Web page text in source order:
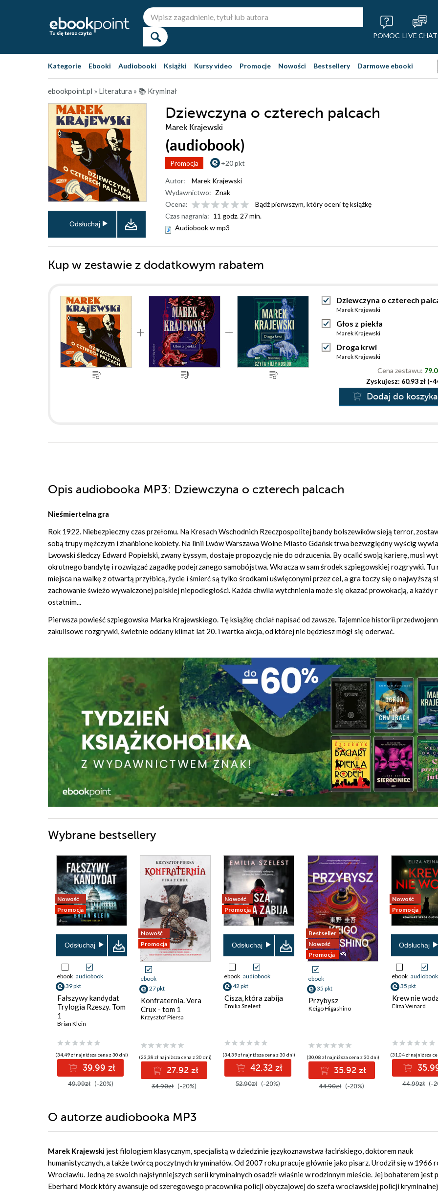
POMOC LIVE CHAT
Kategorie Ebooki Audiobooki Książki Kursy video Promocje Nowości Bestsellery Darmowe ebooki
ebookpoint.pl » Literatura » 📚 Kryminał
Dziewczyna o czterech palcach
Marek Krajewski
(audiobook)
Promocja +20 pkt
Odsłuchaj
Autor:
Marek Krajewski
Wydawnictwo: Znak
Ocena:
Bądź pierwszym, który oceni tę książkę
Czas nagrania: 11 godz. 27 min.
Audiobook w mp3
Kup w zestawie z dodatkowym rabatem
Dziewczyna o czterech
Marek Krajewski
Głos z piekła
Marek Krajewski
Droga krwi
Marek Krajewski
Cena zestawu:
Zyskujesz: 60.93 zł (-
Dodaj do koszyka
Opis audiobooka MP3: Dziewczyna o czterech palcach
Nieśmiertelna gra
Rok 1922. Niebezpieczny czas przełomu. Na Kresach Wschodnich Rzeczpospolitej bandy bolszewików sieją terror,
sobą trupy mężczyzn i zhańbione kobiety. Na linii Lwów Warszawa Wolne Miasto Gdańsk trwa bezwzględny wyścig
Lwowski śledczy Edward Popielski, zwany Łyssym, dostaje propozycję nie do odrzucenia. By ocalić swoją karierę, musi
okrutnego bandytę i rozwiązać zagadkę podejrzanego samobójstwa. Wkracza w sam środek szpiegowskiej rozgrywki. Tu
miejsca na walkę z otwartą przyłbicą, życie i śmierć są tylko środkami uświęconymi przez cel, a gra toczy się o najwyższą
zachowanie świeżo wywalczonej polskiej niepodległości. Każda chwila wytchnienia może się okazać prowokacją, a każdy
ostatnim...
Pierwsza powieść szpiegowska Marka Krajewskiego. Tę książkę chciał napisać od zawsze. Tajemnice historii
zakulisowe rozgrywki, świetnie oddany klimat lat 20. i wartka akcja, od której nie będziesz mógł się oderwać.
Wybrane bestsellery
Nowość
Promocja
Odsłuchaj
ebook audiobook
39 pkt
Fałszywy kandydat
Trylogia Rzeszy. Tom
1
Brian Klein
(34,49 zł najniższa cena z 30 dni)
39.99 zł
49.99zł (-20%)
Nowość
Promocja
ebook
27 pkt
Konfraternia. Vera
Crux - tom 1
Krzysztof Piersa
(23,38 zł najniższa cena z 30 dni)
27.92 zł
34.90zł (-20%)
Nowość
Promocja
Odsłuchaj
ebook audiobook
42 pkt
Cisza, która zabija
Emilia Szelest
(34,39 zł najniższa cena z 30 dni)
42.32 zł
52.90zł (-20%)
Bestseller
Nowość
Promocja
ebook
35 pkt
Przybysz
Keigo Higashino
(30,08 zł najniższa cena z 30 dni)
35.92 zł
44.90zł (-20%)
Nowość
Promocja
Odsłuchaj
ebook audiobook
35 pkt
Krew nie
Eliza Veinard
(31,04 zł najniższa
44.99zł (-
O autorze audiobooka MP3
Marek Krajewski jest filologiem klasycznym, specjalistą w dziedzinie językoznawstwa łacińskiego, doktorem nauk
humanistycznych, a także twórcą poczytnych kryminałów. Od 2007 roku pracuje głównie jako pisarz. Urodził się w 1966
Wrocławiu. Jedną ze swoich najsłynniejszych serii kryminalnych osadził właśnie w rodzinnym mieście. Jej bohaterem jest
Eberhard Mock który awansuje od szeregowego pracownika policji obyczajowej do szefa wrocławskiej policji